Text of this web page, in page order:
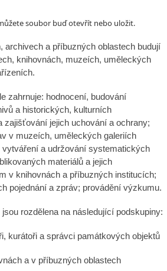
soubor buď otevřít nebo uložit.
archivech a příbuzných oblastech budují
knihovnách, muzeích, uměleckých
zahrnuje: hodnocení, budování
a historických, kulturních
zajišťování jejich uchování a ochrany;
v muzeích, uměleckých galeriích
a udržování systematických
materiálů a jejich
v knihovnách a příbuzných institucích;
pojednání a zpráv; provádění výzkumu.
rozdělena na následující podskupiny:
kurátoři a správci památkových objektů
a v příbuzných oblastech